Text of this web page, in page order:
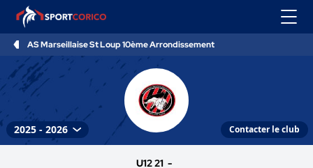
AS Marseillaise St Loup 10ème Arrondissement
Contacter le club
U12 21 -